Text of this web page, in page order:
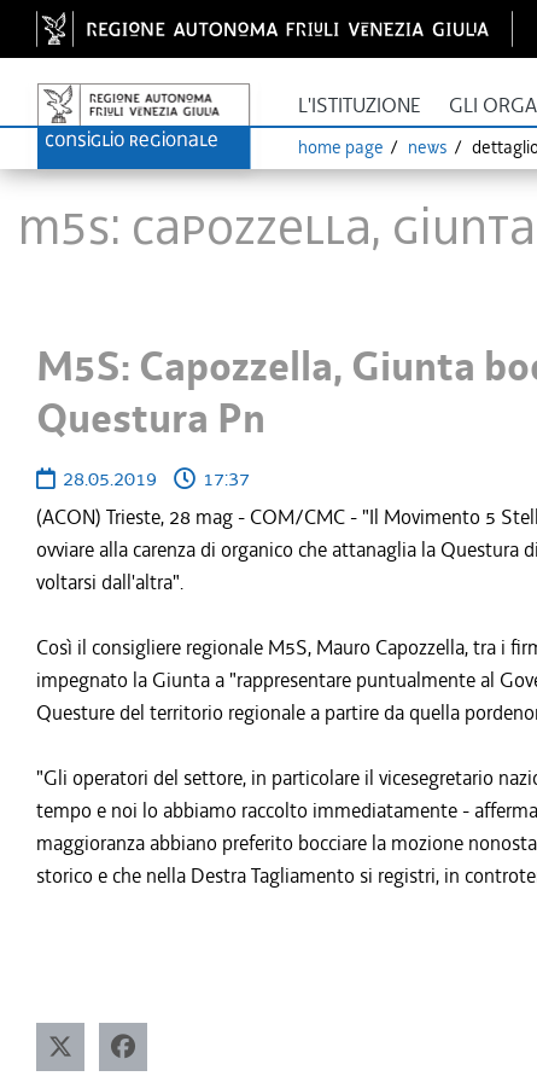
L'ISTITUZIONE GLI
home page news
M5S: Capozzella,
M5S: Capozzella, Giunta
Questura Pn
28.05.2019
17:37
(ACON) Trieste, 28 mag - COM/CMC - "Il Movimento 5
ovviare alla carenza di organico che attanaglia la Questura
voltarsi dall'altra".
Così il consigliere regionale M5S, Mauro Capozzella, tra i
impegnato la Giunta a "rappresentare puntualmente al
Questure del territorio regionale a partire da quella
"Gli operatori del settore, in particolare il vicesegretario
tempo e noi lo abbiamo raccolto immediatamente -
maggioranza abbiano preferito bocciare la mozione
storico e che nella Destra Tagliamento si registri, in